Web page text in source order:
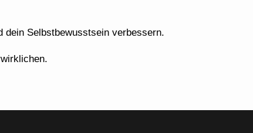
Selbstbewusstsein verbessern.